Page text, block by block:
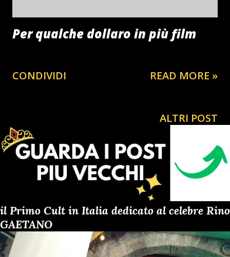
Per qualche dollaro in più film
CONDIVIDI READ MORE »
ALTRI POST
il Primo Cult in Italia dedicato al celebre Rino
GAETANO